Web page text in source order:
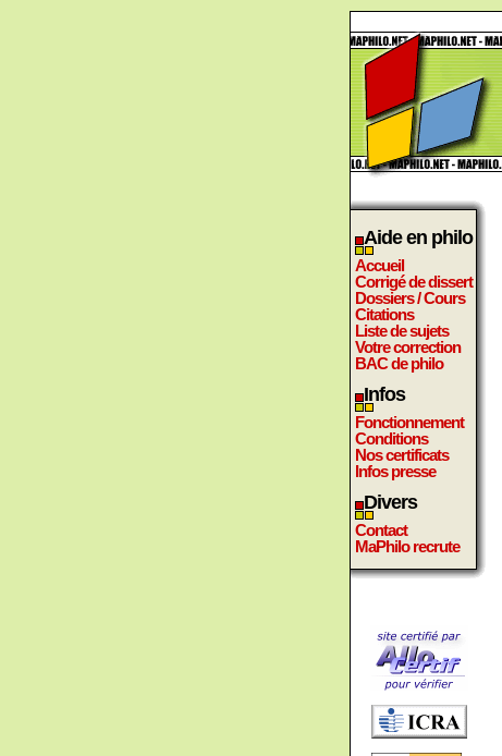
Aide en philo
Accueil
Corrigé de dissert
Dossiers / Cours
Citations
Liste de sujets
Votre correction
BAC de philo
Infos
Fonctionnement
Conditions
Nos certificats
Infos presse
Divers
Contact
MaPhilo recrute